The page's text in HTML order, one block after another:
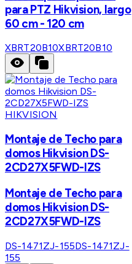
para PTZ Hikvision, largo
60 cm - 120 cm
XBRT20B10XBRT20B10
HIKVISION
Montaje de Techo para
domos Hikvision DS-
2CD27X5FWD-IZS
Montaje de Techo para
domos Hikvision DS-
2CD27X5FWD-IZS
DS-1471ZJ-155DS-1471ZJ-
155